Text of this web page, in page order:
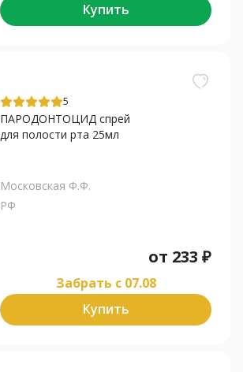
Купить
5
ПАРОДОНТОЦИД спрей
для полости рта 25мл
Московская Ф.Ф.
РФ
от 233 ₽
Забрать c 07.08
Купить